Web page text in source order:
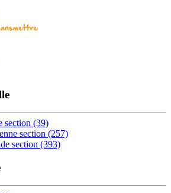
section (39)
section (257)
section (393)